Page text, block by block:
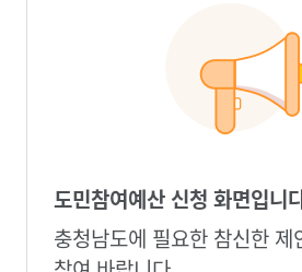
도민참여예산 신청 화면입니
충청남도에 필요한 참신한 제